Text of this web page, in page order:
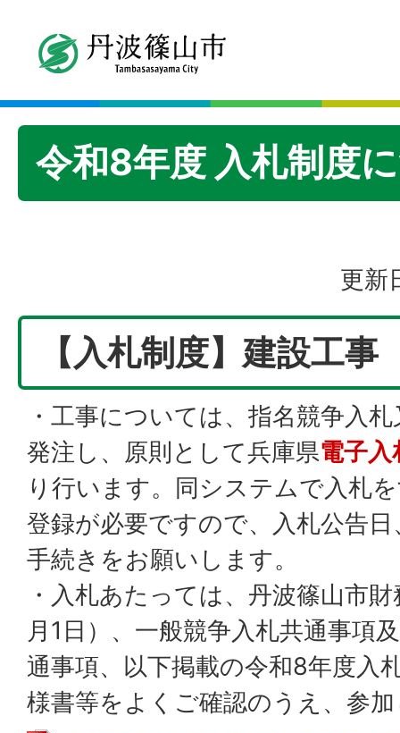
令和8年度 入札制度
更新
【入札制度】建設工事
・工事については、指名競争入
発注し、原則として兵庫県電子
り行います。同システムで入札
登録が必要ですので、入札公告
手続きをお願いします。
・入札あたっては、丹波篠山市
月1日）、一般競争入札共通事項
通事項、以下掲載の令和8年度入
様書等をよくご確認のうえ、参